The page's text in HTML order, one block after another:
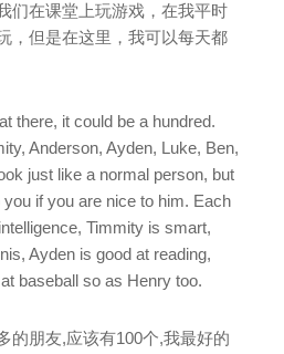
们在课堂上玩游戏，在我平时
，但是在这里，我可以每天都
there, it could be a hundred.
Anderson, Ayden, Luke, Ben,
just like a normal person, but
if you are nice to him. Each
Timmity is smart,
Ayden is good at reading,
baseball so as Henry too.
的朋友,应该有100个,我最好的